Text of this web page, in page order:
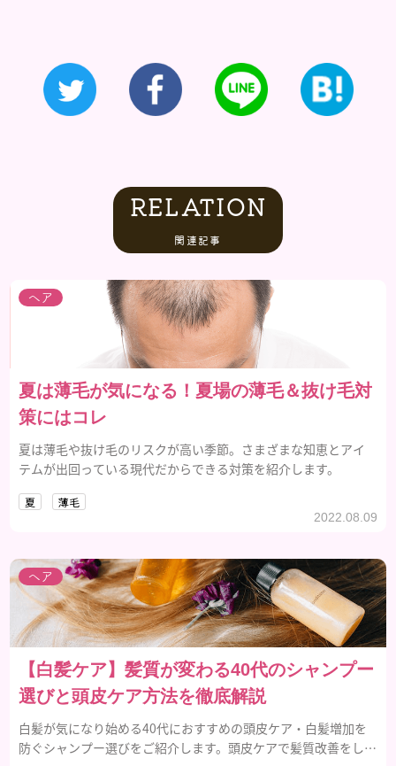
RELATION
関連記事
ヘア
夏は薄毛が気になる！夏場の薄毛＆抜け毛対
策にはコレ
夏は薄毛や抜け毛のリスクが高い季節。さまざまな知恵とアイ
テムが出回っている現代だからできる対策を紹介します。
夏 薄毛
2022.08.09
ヘア
【白髪ケア】髪質が変わる40代のシャンプー
選びと頭皮ケア方法を徹底解説
白髪が気になり始める40代におすすめの頭皮ケア・白髪増加を
防ぐシャンプー選びをご紹介します。頭皮ケアで髪質改善をして